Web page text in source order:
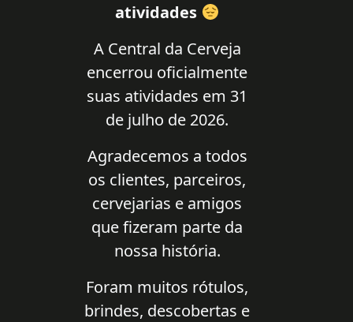
atividades
A Central da Cerveja
encerrou oficialmente
suas atividades em 31
de julho de 2026.
Agradecemos a todos
os clientes, parceiros,
cervejarias e amigos
que fizeram parte da
nossa história.
Foram muitos rótulos,
brindes, descobertas e